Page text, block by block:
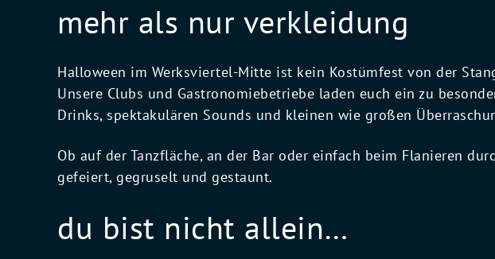
mehr als nur verkleidung
Halloween im Werksviertel-Mitte ist kein Kostümfest von der
Unsere Clubs und Gastronomiebetriebe laden euch ein zu
Drinks, spektakulären Sounds und kleinen wie großen
Ob auf der Tanzfläche, an der Bar oder einfach beim Flanieren
gefeiert, gegruselt und gestaunt.
du bist nicht allein…